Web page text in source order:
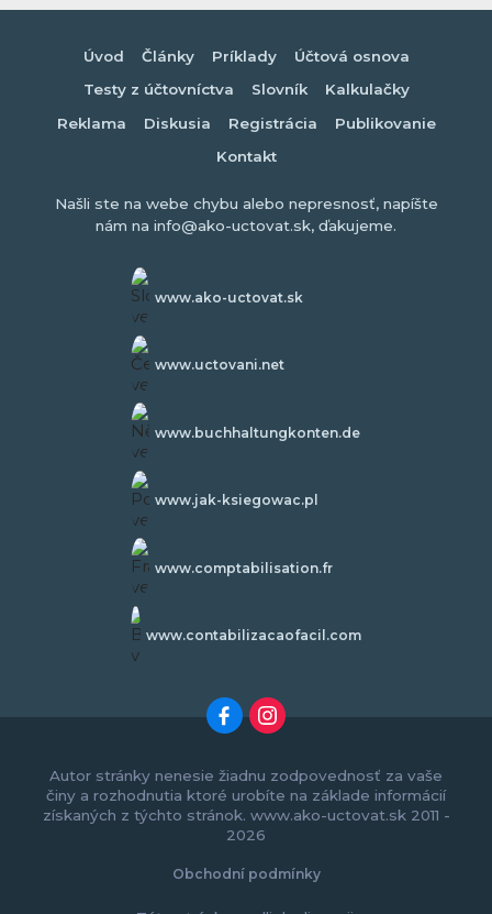
Úvod Články Príklady
Účtová osnova
Testy z účtovníctva
Slovník
Kalkulačky
Reklama
Diskusia Registrácia
Publikovanie
Kontakt
Našli ste na webe chybu alebo nepresnosť, napíšte
nám na info@ako-uctovat.sk, ďakujeme.
www.ako-uctovat.sk
www.uctovani.net
www.buchhaltungkonten.de
www.jak-ksiegowac.pl
www.comptabilisation.fr
www.contabilizacaofacil.com
Autor stránky nenesie žiadnu zodpovednosť za vaše
činy a rozhodnutia ktoré urobíte na základe informácií
získaných z týchto stránok. www.ako-uctovat.sk 2011 -
2026
Obchodní podmínky